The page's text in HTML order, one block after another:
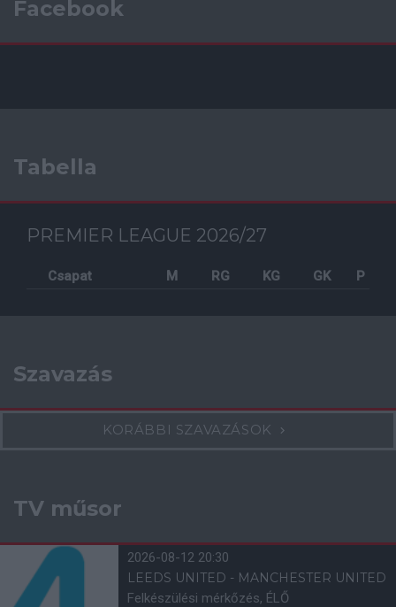
Facebook
Tabella
PREMIER LEAGUE 2026/27
Csapat M RG KG GK P
Szavazás
KORÁBBI SZAVAZÁSOK
TV műsor
2026-08-12 20:30
LEEDS UNITED - MANCHESTER UNITED
Felkészülési mérkőzés, ÉLŐ